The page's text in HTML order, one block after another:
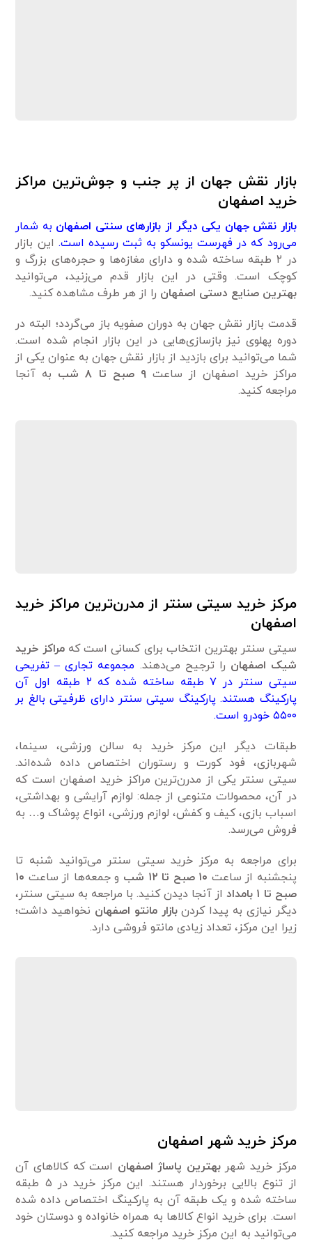
بازار نقش جهان از پر جنب و جوش‌ترین مراکز
خرید اصفهان
بازار نقش جهان یکی دیگر از بازارهای سنتی اصفهان به شمار
می‌رود که در فهرست یونسکو به ثبت رسیده است. این بازار
در ۲ طبقه ساخته شده و دارای مغازه‌ها و حجره‌های بزرگ و
کوچک است. وقتی در این بازار قدم می‌زنید، می‌توانید
بهترین صنایع دستی اصفهان را از هر طرف مشاهده کنید.
قدمت بازار نقش جهان به دوران صفویه باز می‌گردد؛ البته در
دوره پهلوی نیز بازسازی‌هایی در این بازار انجام شده است.
شما می‌توانید برای بازدید از بازار نقش جهان به عنوان یکی از
مراکز خرید اصفهان از ساعت۹ صبح تا ۸ شب به آنجا
مراجعه کنید.
مرکز خرید سیتی سنتر از مدرن‌ترین مراکز خرید
اصفهان
سیتی سنتر بهترین انتخاب برای کسانی است کهمراکز خرید
شیک اصفهان را ترجیح می‌دهند. مجموعه تجاری – تفریحی
سیتی سنتر در ۷ طبقه ساخته شده که ۲ طبقه اول آن
پارکینگ هستند. پارکینگ سیتی سنتر دارای ظرفیتی بالغ بر
۵۵۰۰ خودرو است.
طبقات دیگر این مرکز خرید به سالن ورزشی، سینما،
شهربازی، فود کورت و رستوران اختصاص داده شده‌اند.
سیتی سنتر یکی از مدرن‌ترین مراکز خرید اصفهان است که
در آن، محصولات متنوعی از جمله: لوازم آرایشی و بهداشتی،
اسباب بازی، کیف و کفش، لوازم ورزشی، انواع پوشاک و… به
فروش می‌رسد.
برای مراجعه به مرکز خرید سیتی سنتر می‌توانید شنبه تا
پنجشنبه از ساعت ۱۰ صبح تا ۱۲ شب و جمعه‌ها از ساعت ۱۰
صبح تا ۱ بامداد
از آنجا دیدن کنید. با مراجعه به سیتی سنتر،
دیگر نیازی به پیدا کردنبازار مانتو اصفهان نخواهید داشت؛
زیرا این مرکز، تعداد زیادی مانتو فروشی دارد.
مرکز خرید شهر اصفهان
مرکز خرید شهربهترین پاساژ اصفهان است که کالاهای آن
از تنوع بالایی برخوردار هستند. این مرکز خرید در ۵ طبقه
ساخته شده و یک طبقه آن به پارکینگ اختصاص داده شده
است. برای خرید انواع کالاها به همراه خانواده و دوستان خود
می‌توانید به این مرکز خرید مراجعه کنید.